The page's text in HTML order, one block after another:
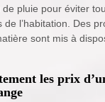
de pluie pour éviter
l’habitation. Des
sont mis à
les prix